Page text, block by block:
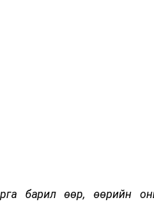
барил өөр, өөрийн